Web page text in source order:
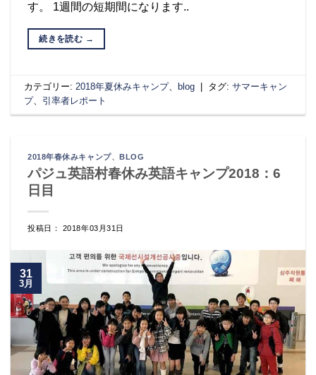
す。 1週間の短期間になります..
続きを読む →
カテゴリー:2018年夏休みキャンプ、 blog タグ:サマーキャン
プ、 引率者レポート
2018年春休みキャンプ、BLOG
パジュ英語村春休み英語キャンプ2018：6
日目
投稿日： 2018年03月31日
31
3月